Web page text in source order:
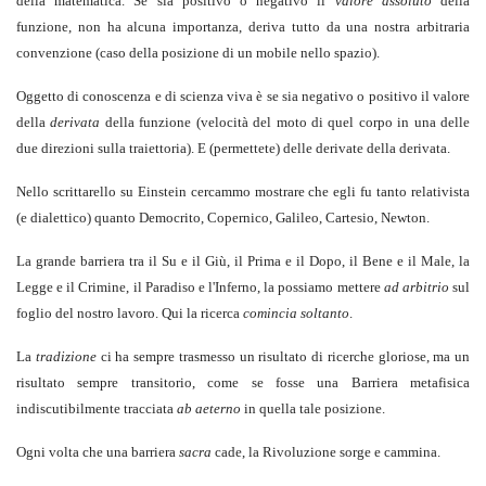
funzione, non ha alcuna importanza, deriva tutto da una nostra arbitraria
convenzione (caso della posizione di un mobile nello spazio).
Oggetto di conoscenza e di scienza viva è se sia negativo o positivo il valore
delladerivata della funzione (velocità del moto di quel corpo in una delle
due direzioni sulla traiettoria). E (permettete) delle derivate della derivata.
Nello scrittarello su Einstein cercammo mostrare che egli fu tanto relativista
(e dialettico) quanto Democrito, Copernico, Galileo, Cartesio, Newton.
La grande barriera tra il Su e il Giù, il Prima e il Dopo, il Bene e il Male, la
Legge e il Crimine, il Paradiso e l'Inferno, la possiamo mettere ad arbitrio sul
foglio del nostro lavoro. Qui la ricerca comincia soltanto.
La tradizioneci ha sempre trasmesso un risultato di ricerche gloriose, ma un
risultato sempre transitorio, come se fosse una Barriera metafisica
indiscutibilmente tracciata ab aeterno in quella tale posizione.
Ogni volta che una barriera sacra cade, la Rivoluzione sorge e cammina.